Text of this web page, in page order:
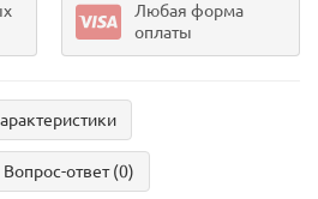
Любая форма
оплаты
Вопрос-ответ(0)